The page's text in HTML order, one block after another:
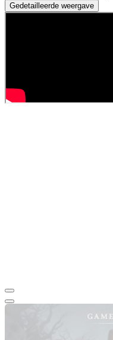
Gedetailleerde weergave